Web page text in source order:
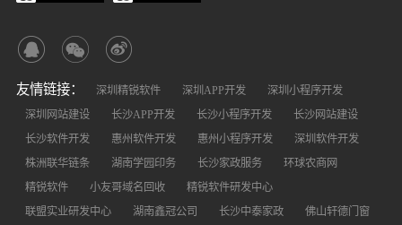
友情链接： 深圳精锐软件 深圳APP开发
深圳小程序开发
深圳网站建设
长沙APP开发 长沙小程序开发
长沙网站建设
长沙软件开发
惠州软件开发 惠州小程序开发
深圳软件开发
株洲联华链条
湖南学园印务 长沙家政服务
环球农商网
精锐软件
小友哥域名回收
精锐软件研发中心
联盟实业研发中心
湖南鑫冠公司 长沙中泰家政 佛山轩德门窗